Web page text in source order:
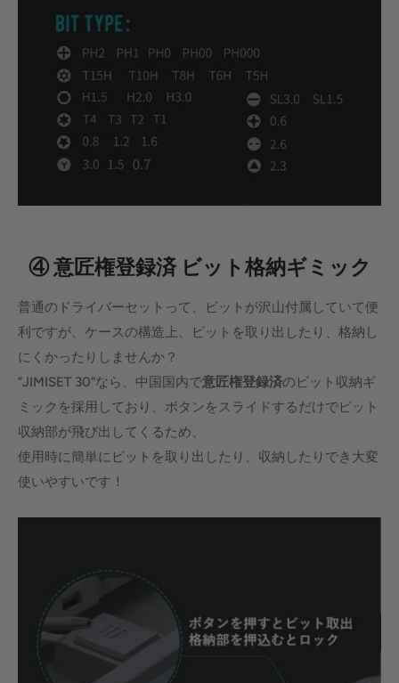
④ 意匠権登録済 ビット格納ギミック
普通のドライバーセットって、ビットが沢山付属していて便
利ですが、ケースの構造上、ビットを取り出したり、格納し
にくかったりしませんか？
”JIMISET 30”なら、中国国内で意匠権登録済のビット収納ギ
ミックを採用しており、ボタンをスライドするだけでビット
収納部が飛び出してくるため、
使用時に簡単にビットを取り出したり、収納したりでき大変
使いやすいです！